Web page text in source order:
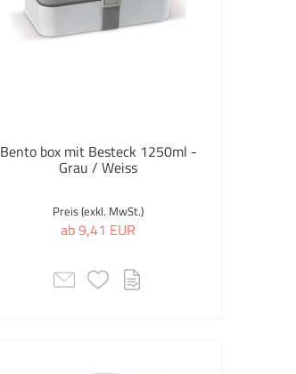
Bento box mit Besteck 1250ml -
Grau / Weiss
Preis (exkl. MwSt.)
ab 9,41 EUR